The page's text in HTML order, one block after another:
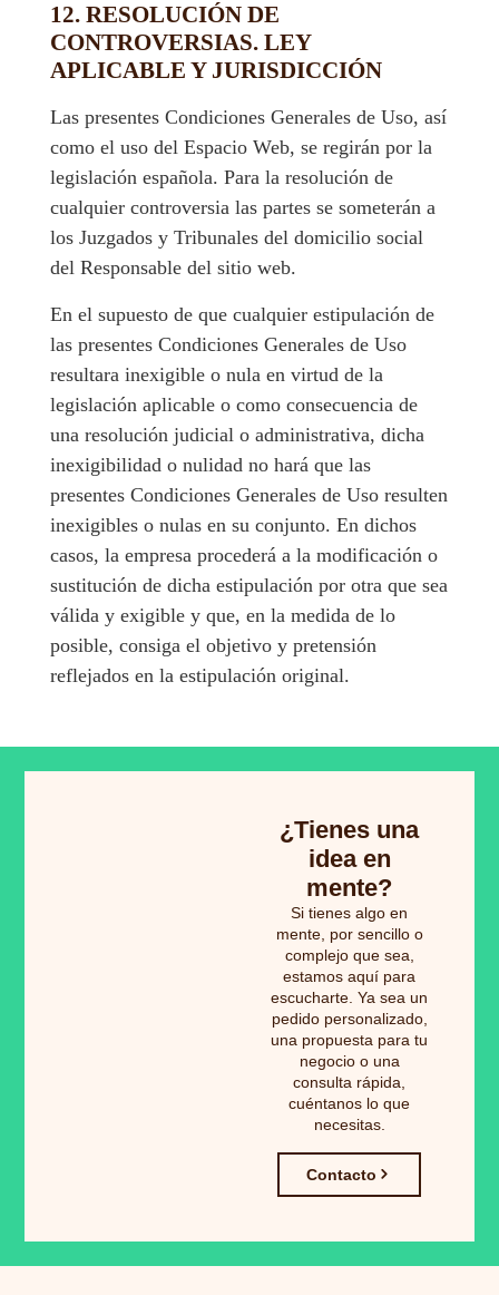
12. RESOLUCIÓN DE
CONTROVERSIAS. LEY
APLICABLE Y JURISDICCIÓN
Las presentes Condiciones Generales de Uso, así
como el uso del Espacio Web, se regirán por la
legislación española. Para la resolución de
cualquier controversia las partes se someterán a
los Juzgados y Tribunales del domicilio social
del Responsable del sitio web.
En el supuesto de que cualquier estipulación de
las presentes Condiciones Generales de Uso
resultara inexigible o nula en virtud de la
legislación aplicable o como consecuencia de
una resolución judicial o administrativa, dicha
inexigibilidad o nulidad no hará que las
presentes Condiciones Generales de Uso resulten
inexigibles o nulas en su conjunto. En dichos
casos, la empresa procederá a la modificación o
sustitución de dicha estipulación por otra que sea
válida y exigible y que, en la medida de lo
posible, consiga el objetivo y pretensión
reflejados en la estipulación original.
¿Tienes una
idea en
mente?
Si tienes algo en
mente, por sencillo o
complejo que sea,
estamos aquí para
escucharte. Ya sea un
pedido personalizado,
una propuesta para tu
negocio o una
consulta rápida,
cuéntanos lo que
necesitas.
Contacto